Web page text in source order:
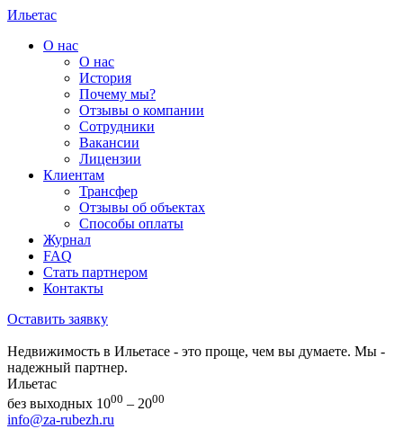
Ильетас
О нас
О нас
История
Почему мы?
Отзывы о компании
Сотрудники
Вакансии
Лицензии
Клиентам
Трансфер
Отзывы об объектах
Способы оплаты
Журнал
FAQ
Стать партнером
Контакты
Оставить заявку
Недвижимость в Ильетасе - это проще, чем вы думаете. Мы -
надежный партнер.
Ильетас
без выходных 1000 – 2000
info@za-rubezh.ru